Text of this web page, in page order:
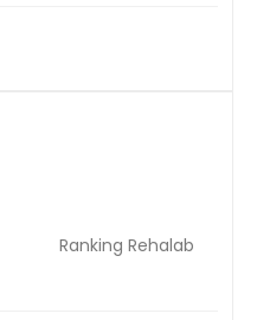
Ranking Rehalab